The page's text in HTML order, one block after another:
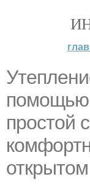
помощью
простой